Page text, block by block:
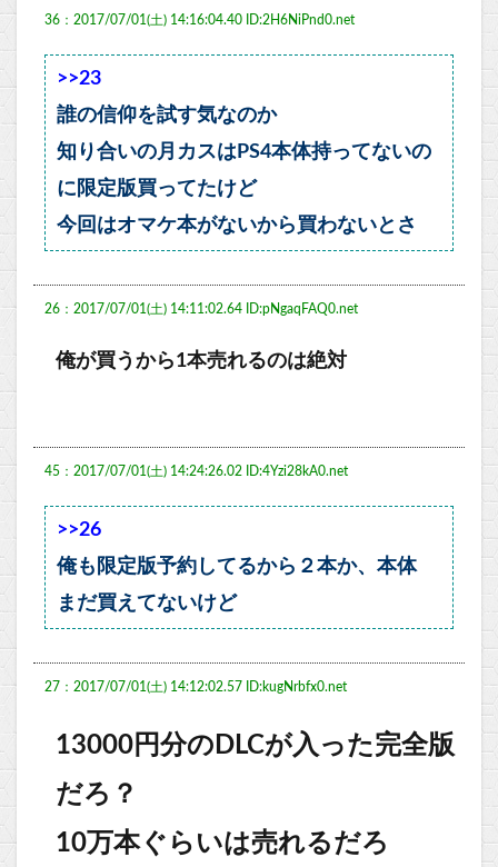
36：2017/07/01(土) 14:16:04.40 ID:2H6NiPnd0.net
>>23
誰の信仰を試す気なのか
知り合いの月カスはPS4本体持ってないの
に限定版買ってたけど
今回はオマケ本がないから買わないとさ
26：2017/07/01(土) 14:11:02.64 ID:pNgaqFAQ0.net
俺が買うから1本売れるのは絶対
45：2017/07/01(土) 14:24:26.02 ID:4Yzi28kA0.net
>>26
俺も限定版予約してるから２本か、本体
まだ買えてないけど
27：2017/07/01(土) 14:12:02.57 ID:kugNrbfx0.net
13000円分のDLCが入った完全版
だろ？
10万本ぐらいは売れるだろ